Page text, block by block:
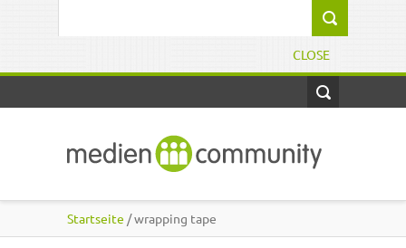
CLOSE
Startseite / wrapping tape